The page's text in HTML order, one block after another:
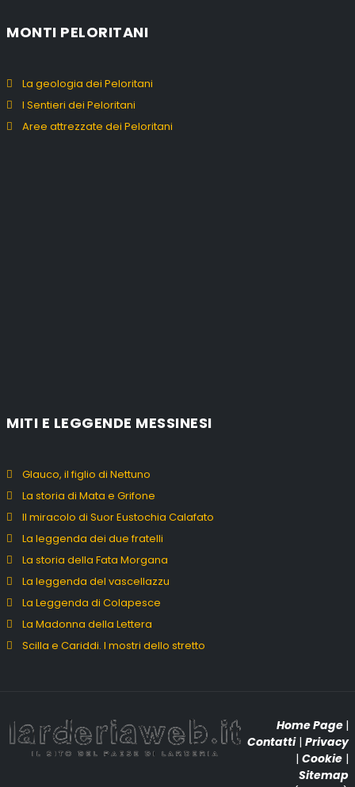
MONTI PELORITANI
La geologia dei Peloritani
I Sentieri dei Peloritani
Aree attrezzate dei Peloritani
MITI E LEGGENDE MESSINESI
Glauco, il figlio di Nettuno
La storia di Mata e Grifone
Il miracolo di Suor Eustochia Calafato
La leggenda dei due fratelli
La storia della Fata Morgana
La leggenda del vascellazzu
La Leggenda di Colapesce
La Madonna della Lettera
Scilla e Cariddi. I mostri dello stretto
Home Page |
Contatti| Privacy
| Cookie |
Sitemap